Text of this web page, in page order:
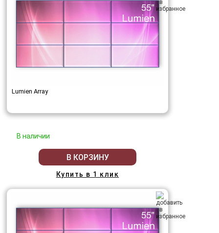
Lumien Array
В наличии
В КОРЗИНУ
Купить в 1 клик